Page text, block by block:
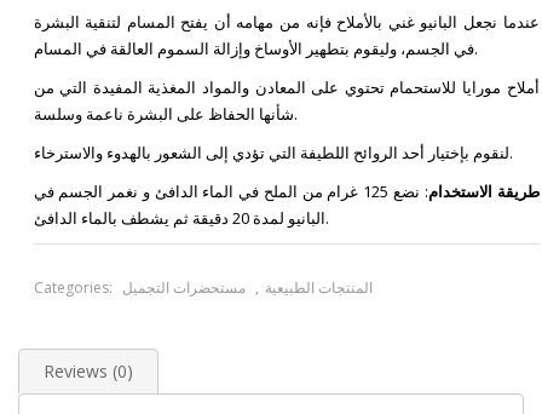
عندما نجعل البانيو غني بالأملاح فإنه من مهامه أن يفتح المسام لتنقية البشرة
في الجسم، وليقوم بتطهير الأوساخ وإزالة السموم العالقة في المسام.
أملاح مورايا للاستحمام تحتوي على المعادن والمواد المغذية المفيدة التي من
شأنها الحفاظ على البشرة ناعمة وسلسة.
لنقوم بإختيار أحد الروائح اللطيفة التي تؤدي إلى الشعور بالهدوء والاسترخاء.
طريقة الاستخدام
: نضع 125 غرام من الملح في الماء الدافئ و نغمر الجسم في
البانيو لمدة 20 دقيقة ثم يشطف بالماء الدافئ.
Categories: المنتجات الطبيعية , مستحضرات التجميل
Reviews (0)